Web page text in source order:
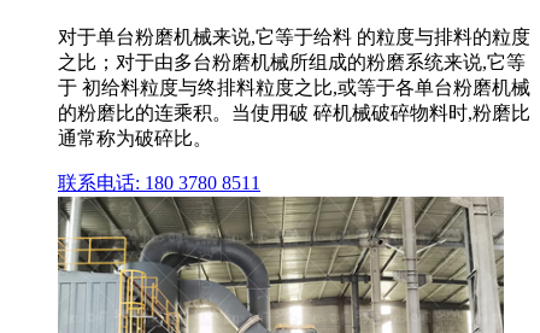
对于单台粉磨机械来说,它等于给料 的粒度与排料的粒度
之比；对于由多台粉磨机械所组成的粉磨系统来说,它等
于 初给料粒度与终排料粒度之比,或等于各单台粉磨机械
的粉磨比的连乘积。当使用破 碎机械破碎物料时,粉磨比
通常称为破碎比。
联系电话: 180 3780 8511